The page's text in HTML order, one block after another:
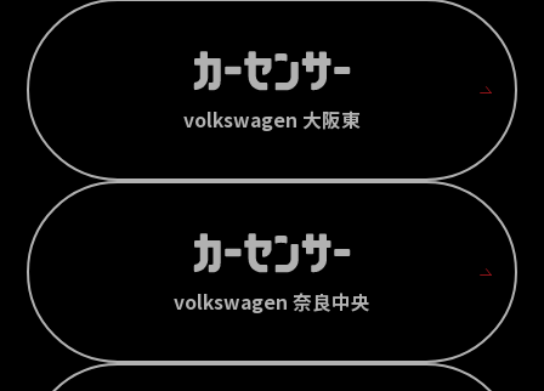
volkswagen 大阪東
volkswagen 奈良中央